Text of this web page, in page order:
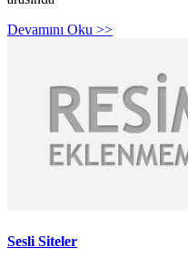
Devamını Oku >>
Sesli Siteler